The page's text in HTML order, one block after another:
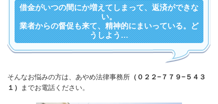
借金がいつの間にか増えてしまって、返済ができな
い。
業者からの督促も来て、精神的にまいっている。ど
うしよう…
そんなお悩みの方は、あやめ法律事務所 （０２２−７７９−５４３
１）
までお電話ください。